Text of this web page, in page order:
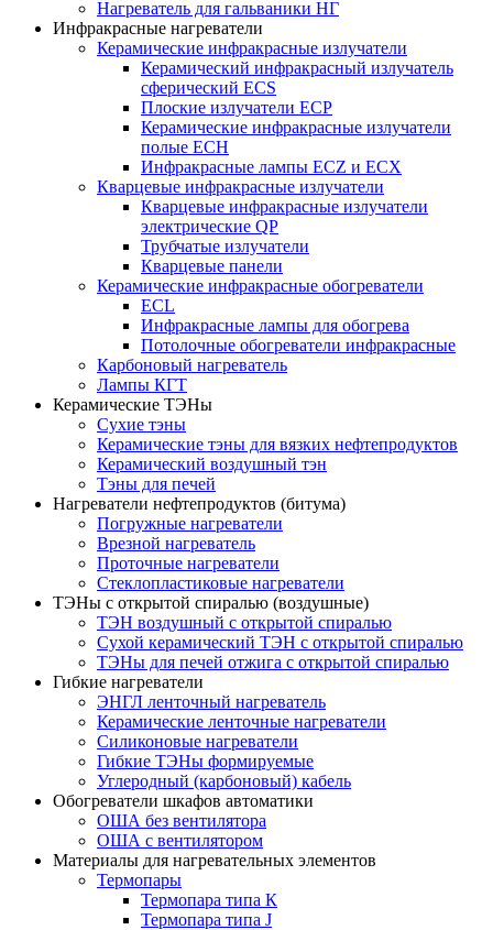
Нагреватель для гальваники НГ
Инфракрасные нагреватели
Керамические инфракрасные излучатели
Керамический инфракрасный излучатель
сферический ECS
Плоские излучатели ECP
Керамические инфракрасные излучатели
полые ECH
Инфракрасные лампы ECZ и ECX
Кварцевые инфракрасные излучатели
Кварцевые инфракрасные излучатели
электрические QP
Трубчатые излучатели
Кварцевые панели
Керамические инфракрасные обогреватели
ECL
Инфракрасные лампы для обогрева
Потолочные обогреватели инфракрасные
Карбоновый нагреватель
Лампы КГТ
Керамические ТЭНы
Сухие тэны
Керамические тэны для вязких нефтепродуктов
Керамический воздушный тэн
Тэны для печей
Нагреватели нефтепродуктов (битума)
Погружные нагреватели
Врезной нагреватель
Проточные нагреватели
Стеклопластиковые нагреватели
ТЭНы с открытой спиралью (воздушные)
ТЭН воздушный с открытой спиралью
Сухой керамический ТЭН с открытой спиралью
ТЭНы для печей отжига с открытой спиралью
Гибкие нагреватели
ЭНГЛ ленточный нагреватель
Керамические ленточные нагреватели
Силиконовые нагреватели
Гибкие ТЭНы формируемые
Углеродный (карбоновый) кабель
Обогреватели шкафов автоматики
ОША без вентилятора
ОША с вентилятором
Материалы для нагревательных элементов
Термопары
Термопара типа К
Термопара типа J